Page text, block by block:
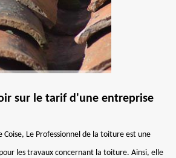
sur le tarif d'une entreprise
Coise, Le Professionnel de la toiture est une
les travaux concernant la toiture. Ainsi, elle